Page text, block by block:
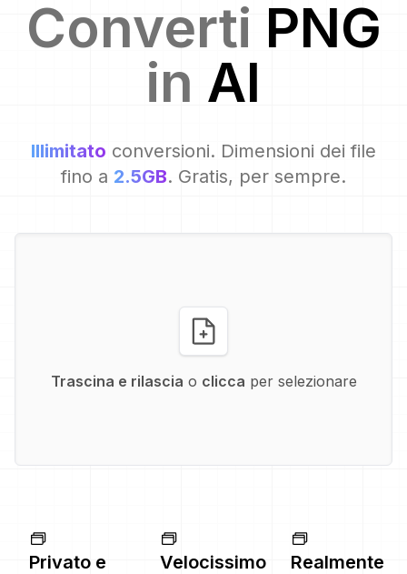
Converti PNG
in AI
Illimitato conversioni. Dimensioni dei file
fino a 2.5GB. Gratis, per sempre.
Trascina e rilascia o clicca per selezionare
Privato e
Velocissimo
Realmente